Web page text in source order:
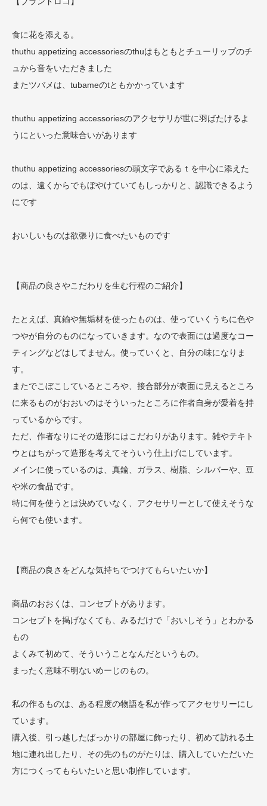
食に花を添える。
thuthu appetizing accessoriesのthuはもともとチューリップのチ
ュから音をいただきました
またツバメは、tubameのtともかかっています
thuthu appetizing accessoriesのアクセサリが世に羽ばたけるよ
うにといった意味合いがあります
thuthu appetizing accessoriesの頭文字であるｔを中心に添えた
のは、遠くからでもぼやけていてもしっかりと、認識できるよう
にです
おいしいものは欲張りに食べたいものです
【商品の良さやこだわりを生む行程のご紹介】
たとえば、真鍮や無垢材を使ったものは、使っていくうちに色や
つやが自分のものになっていきます。なので表面には過度なコー
ティングなどはしてません。使っていくと、自分の味になりま
す。
またでこぼこしているところや、接合部分が表面に見えるところ
に来るものがおおいのはそういったところに作者自身が愛着を持
っているからです。
ただ、作者なりにその造形にはこだわりがあります。雑やテキト
ウとはちがって造形を考えてそういう仕上げにしています。
メインに使っているのは、真鍮、ガラス、樹脂、シルバーや、豆
や米の食品です。
特に何を使うとは決めていなく、アクセサリーとして使えそうな
ら何でも使います。
【商品の良さをどんな気持ちでつけてもらいたいか】
商品のおおくは、コンセプトがあります。
コンセプトを掲げなくても、みるだけで「おいしそう」とわかる
もの
よくみて初めて、そういうことなんだというもの。
まったく意味不明ないめーじのもの。
私の作るものは、ある程度の物語を私が作ってアクセサリーにし
ています。
購入後、引っ越したばっかりの部屋に飾ったり、初めて訪れる土
地に連れ出したり、その先のものがたりは、購入していただいた
方につくってもらいたいと思い制作しています。